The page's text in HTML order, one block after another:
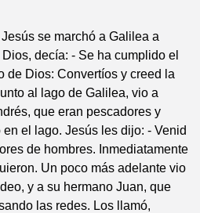
se marchó a Galilea a
decía: - Se ha cumplido el
de Dios: Convertíos y creed la
al lago de Galilea, vio a
que eran pescadores y
el lago. Jesús les dijo: - Venid
de hombres. Inmediatamente
Un poco más adelante vio
y a su hermano Juan, que
las redes. Los llamó,